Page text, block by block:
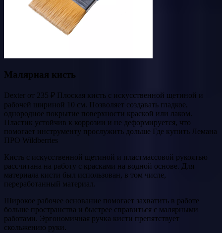
Малярная кисть
Dexter от 235 ₽ Плоская кисть с искусственной щетиной и
рабочей шириной 10 см. Позволяет создавать гладкое,
однородное покрытие поверхности краской или лаком.
Пластик устойчив к коррозии и не деформируется, что
помогает инструменту прослужить дольше Где купить Лемана
ПРО Wildberries
Кисть с искусственной щетиной и пластмассовой рукоятью
рассчитана на работу с красками на водной основе. Для
материала кисти был использован, в том числе,
переработанный материал.
Широкое рабочее основание помогает захватить в работе
больше пространства и быстрее справиться с малярными
работами. Эргономичная ручка кисти препятствует
скольжению руки.